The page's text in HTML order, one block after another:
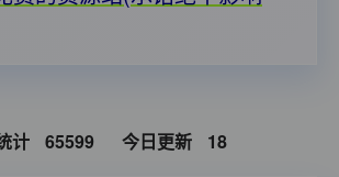
计 65599 今日更新 18